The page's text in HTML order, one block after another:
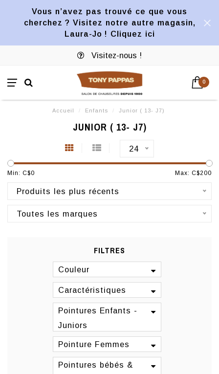
Vous n’avez pas trouvé ce que vous
cherchez ? Visitez notre autre magasin,
Laura-Jo ! Cliquez ici
Visitez-nous !
0
Accueil / Enfants / Junior ( 13- J7)
JUNIOR ( 13- J7)
24
Min: C$0 Max: C$200
Produits les plus récents
Toutes les marques
FILTRES
Couleur
Caractéristiques
Pointures Enfants -
Juniors
Pointure Femmes
Pointures bébés &